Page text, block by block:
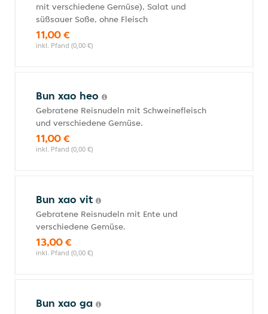
mit verschiedene Gemüse), Salat und
süßsauer Soße, ohne Fleisch
11,00 €
inkl. Pfand (0,00 €)
Bun xao heo
Gebratene Reisnudeln mit Schweinefleisch
und verschiedene Gemüse.
11,00 €
inkl. Pfand (0,00 €)
Bun xao vit
Gebratene Reisnudeln mit Ente und
verschiedene Gemüse.
13,00 €
inkl. Pfand (0,00 €)
Bun xao ga